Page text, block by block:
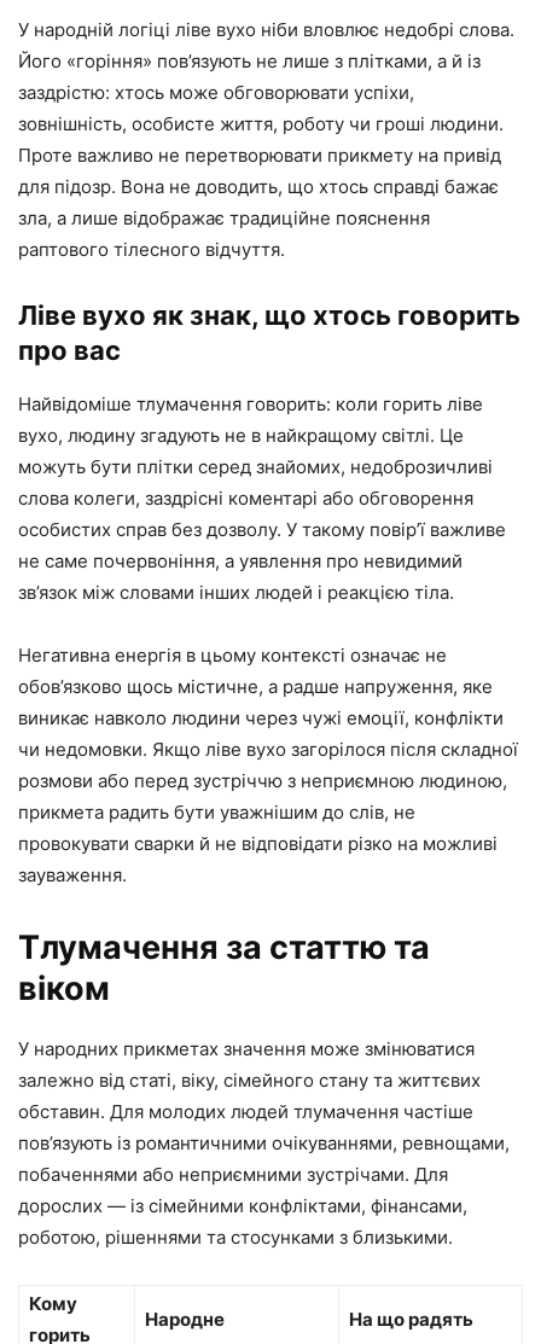
У народній логіці ліве вухо ніби вловлює недобрі слова.
Його «горіння» пов’язують не лише з плітками, а й із
заздрістю: хтось може обговорювати успіхи,
зовнішність, особисте життя, роботу чи гроші людини.
Проте важливо не перетворювати прикмету на привід
для підозр. Вона не доводить, що хтось справді бажає
зла, а лише відображає традиційне пояснення
раптового тілесного відчуття.
Ліве вухо як знак, що хтось говорить
про вас
Найвідоміше тлумачення говорить: коли горить ліве
вухо, людину згадують не в найкращому світлі. Це
можуть бути плітки серед знайомих, недоброзичливі
слова колеги, заздрісні коментарі або обговорення
особистих справ без дозволу. У такому повір’ї важливе
не саме почервоніння, а уявлення про невидимий
зв’язок між словами інших людей і реакцією тіла.
Негативна енергія в цьому контексті означає не
обов’язково щось містичне, а радше напруження, яке
виникає навколо людини через чужі емоції, конфлікти
чи недомовки. Якщо ліве вухо загорілося після складної
розмови або перед зустріччю з неприємною людиною,
прикмета радить бути уважнішим до слів, не
провокувати сварки й не відповідати різко на можливі
зауваження.
Тлумачення за статтю та
віком
У народних прикметах значення може змінюватися
залежно від статі, віку, сімейного стану та життєвих
обставин. Для молодих людей тлумачення частіше
пов’язують із романтичними очікуваннями, ревнощами,
побаченнями або неприємними зустрічами. Для
дорослих — із сімейними конфліктами, фінансами,
роботою, рішеннями та стосунками з близькими.
Кому
горить
Народне
На що радять